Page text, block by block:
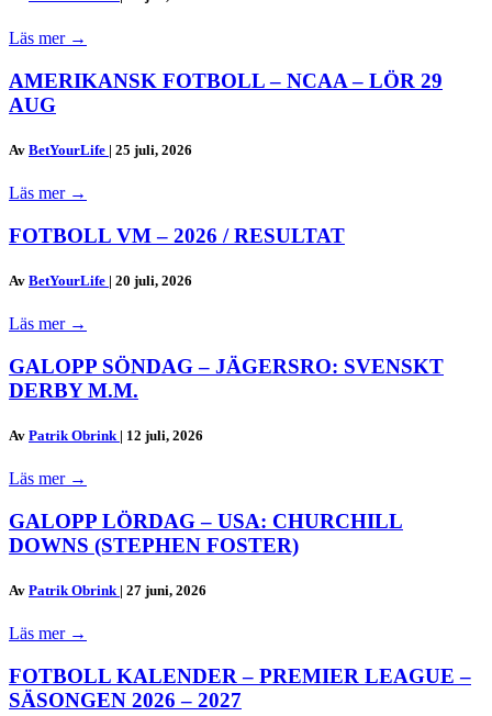
Läs mer →
AMERIKANSK FOTBOLL – NCAA – LÖR 29
AUG
Av BetYourLife | 25 juli, 2026
Läs mer →
FOTBOLL VM – 2026 / RESULTAT
Av BetYourLife | 20 juli, 2026
Läs mer →
GALOPP SÖNDAG – JÄGERSRO: SVENSKT
DERBY M.M.
Av Patrik Obrink | 12 juli, 2026
Läs mer →
GALOPP LÖRDAG – USA: CHURCHILL
DOWNS (STEPHEN FOSTER)
Av Patrik Obrink | 27 juni, 2026
Läs mer →
FOTBOLL KALENDER – PREMIER LEAGUE –
SÄSONGEN 2026 – 2027